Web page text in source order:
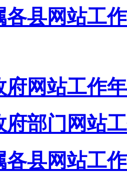
各县网站工
府网站工作
府部门网站
各县网站工